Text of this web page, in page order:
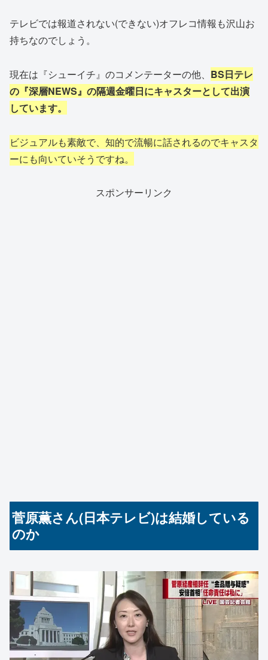
テレビでは報道されない(できない)オフレコ情報も沢山お
持ちなのでしょう。
現在は『シューイチ』のコメンテーターの他、 BS日テレ
の『深層NEWS』の隔週金曜日にキャスターとして出演
しています。
ビジュアルも素敵で 、知的で流暢に話されるのでキャスタ
ーにも向いていそうですね。
スポンサーリンク
菅原薫さん(日本テレビ)は結婚している
のか